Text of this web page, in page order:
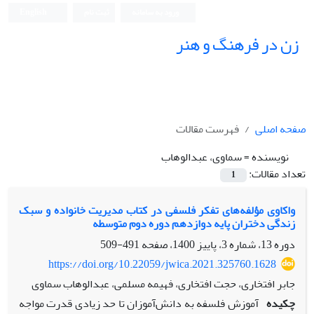
زن در فرهنگ و هنر
صفحه اصلی
فهرست مقالات
نویسنده =سماوی، عبدالوهاب
تعداد مقالات:
1
واکاوی مؤلفه‌های تفکر فلسفی در کتاب مدیریت خانواده و سبک
زندگی دختران پایه دوازدهم دوره دوم متوسطه
دوره 13، شماره 3، پاییز 1400، صفحه
491-509
https://doi.org/10.22059/jwica.2021.325760.1628
جابر افتخاری، حجت افتخاری، فهیمه مسلمی، عبدالوهاب سماوی
چکیده آموزش فلسفه به دانش‌آموزان تا حد زیادی قدرت مواجه